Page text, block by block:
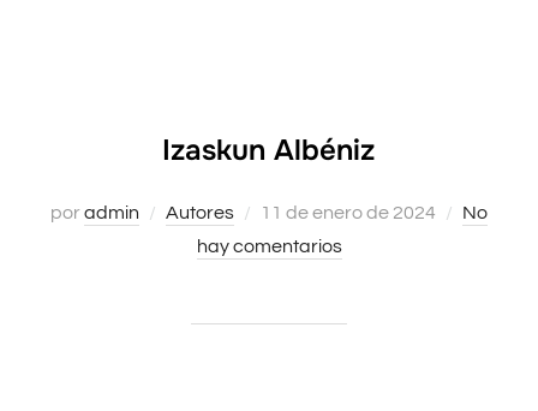
Izaskun Albéniz
poradmin Autores
Publicado
el
11 de enero de 2024
No
hay comentarios